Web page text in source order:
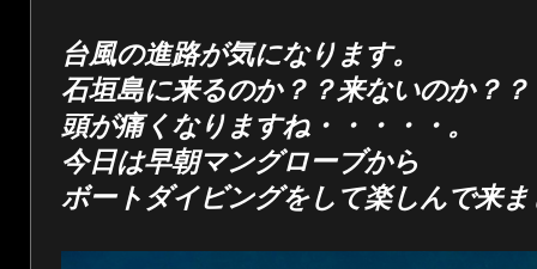
台風の進路が気になります。
石垣島に来るのか？？来ないのか？？
頭が痛くなりますね・・・・・。
今日は早朝マングローブから
ボートダイビングをして楽しんで来ま